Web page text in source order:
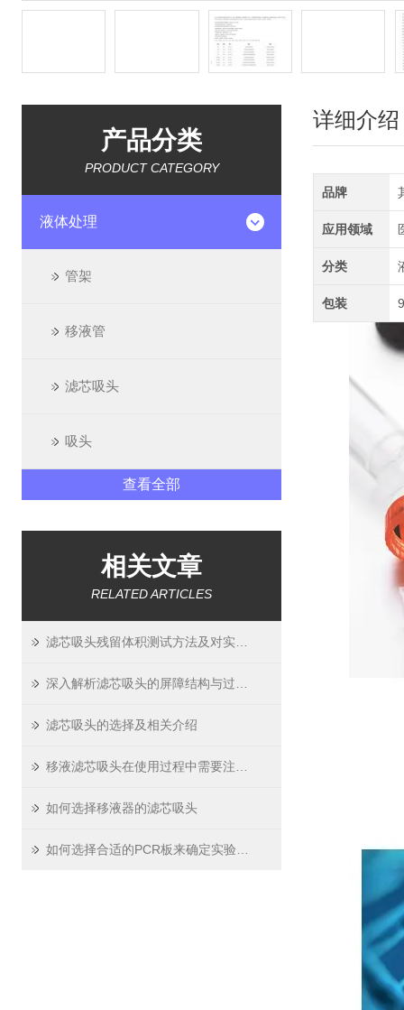
产品分类
PRODUCT CATEGORY
液体处理
管架
移液管
滤芯吸头
吸头
查看全部
相关文章
RELATED ARTICLES
滤芯吸头的选择及相关介绍
如何选择移液器的滤芯吸头
详细介绍
品牌
应用领域
分类
包装